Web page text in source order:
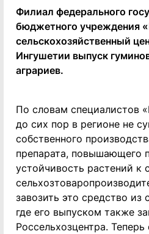
Филиал федерального
бюджетного учреждения
сельскохозяйственный
Ингушетии выпуск
аграриев.
По словам специалистов
до сих пор в регионе не
собственного
препарата, повышающего
устойчивость растений к
завозить это средство из
где его выпуском также
Россельхозцентра.